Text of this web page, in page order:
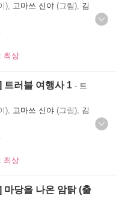
), 고마쓰 신야 (그림), 김
최상
트러블 여행사 1 - 트
), 고마쓰 신야 (그림), 김
최상
마당을 나온 암탉 (출